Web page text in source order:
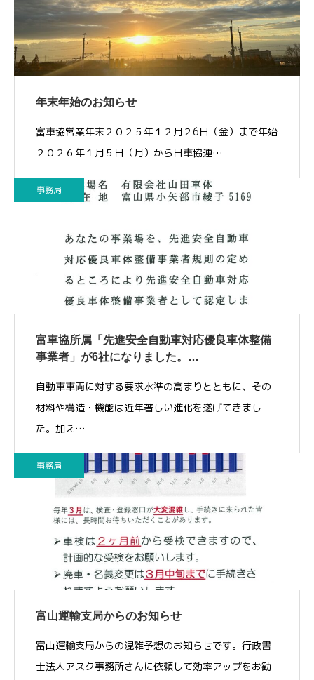
年末年始のお知らせ
富車協営業年末２０２５年１２月２6日（金）まで年始
２０２６年１月５日（月）から日車協連…
事務局
富車協所属「先進安全自動車対応優良車体整備
事業者」が6社になりました。…
自動車車両に対する要求水準の高まりとともに、その
材料や構造・機能は近年著しい進化を遂げてきまし
た。加え…
事務局
富山運輸支局からのお知らせ
富山運輸支局からの混雑予想のお知らせです。行政書
士法人アスク事務所さんに依頼して効率アップをお勧